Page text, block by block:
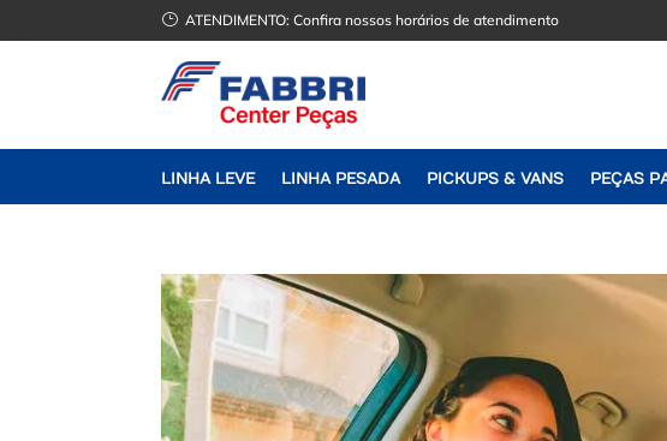
} ATENDIMENTO:Confira nossos horários de atendimento
LINHA LEVE LINHA PESADA PICKUPS & VANS PEÇAS